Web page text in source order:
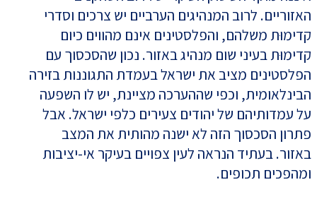
האזוריים. לרוב המנהיגים הערביים יש צרכים וסדרי
קדימוּת משלהם, והפלסטינים אינם מהווים כיום
קדימוּת בעיני שום מנהיג באזור. נכון שהסכסוך עם
הפלסטינים מציב את ישראל בעמדת התגוננות בזירה
הבינלאומית, וכפי שההערכה מציינת, יש לו השפעה
על עמדותיהם של יהודים צעירים כלפי ישראל. אבל
פתרון הסכסוך הזה לא ישנה מהותית את המצב
באזור. בעתיד הנראה לעין צפויים בעיקר אי-יציבות
ומהפכים תכופים.